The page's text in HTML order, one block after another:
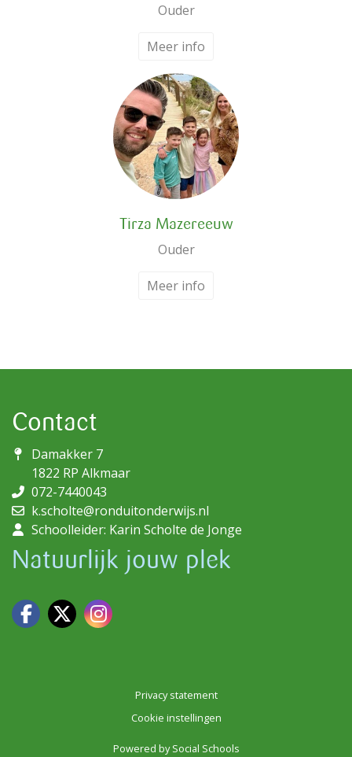
Ouder
Meer info
Tirza Mazereeuw
Ouder
Meer info
Contact
Damakker 7
1822 RP Alkmaar
072-7440043
k.scholte@ronduitonderwijs.nl
Schoolleider: Karin Scholte de Jonge
Natuurlijk jouw plek
Privacy statement
Cookie instellingen
Powered bySocial Schools